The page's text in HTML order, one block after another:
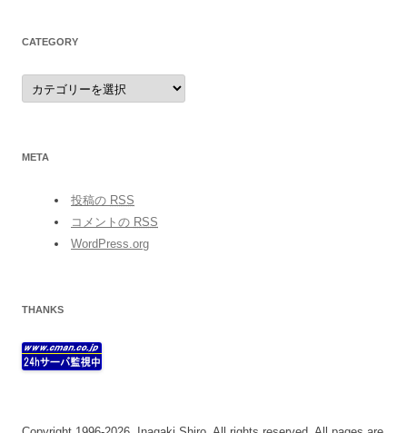
CATEGORY
category
META
投稿の RSS
コメントの RSS
WordPress.org
THANKS